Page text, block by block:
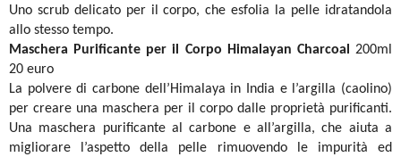
Uno scrub delicato per il corpo, che esfolia la pelle idratandola
allo stesso tempo.
Maschera Purificante per il Corpo Himalayan Charcoal
200ml
20 euro
La polvere di carbone dell’Himalaya in India e l’argilla (caolino)
per creare una maschera per il corpo dalle proprietà purificanti.
Una maschera purificante al carbone e all’argilla, che aiuta a
migliorare l’aspetto della pelle rimuovendo le impurità ed